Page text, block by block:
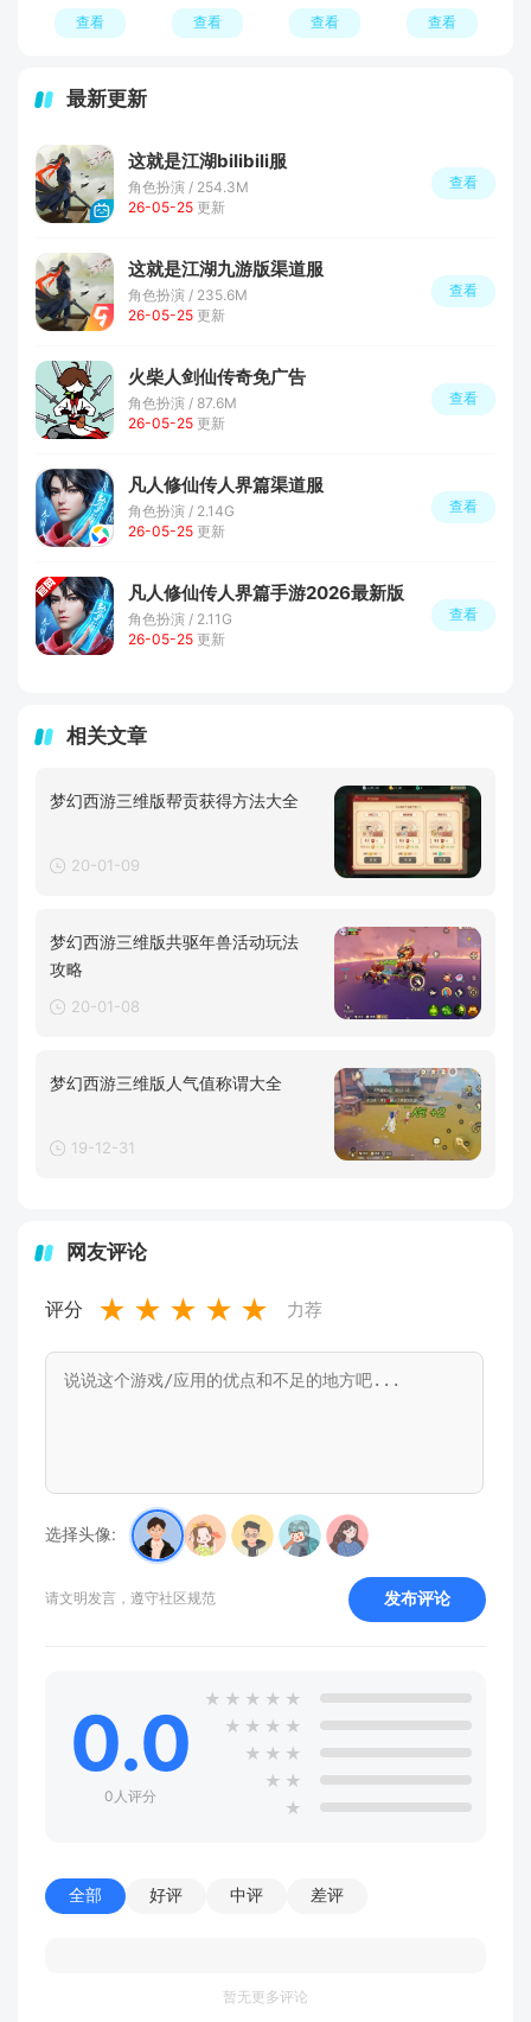
查看 查看 查看 查看
最新更新
这就是江湖bilibili服
角色扮演 / 254.3M
26-05-25 更新
查看
这就是江湖九游版渠道服
角色扮演 / 235.6M
26-05-25 更新
查看
火柴人剑仙传奇免广告
角色扮演 / 87.6M
26-05-25 更新
查看
凡人修仙传人界篇渠道服
角色扮演 / 2.14G
26-05-25 更新
查看
凡人修仙传人界篇手游2026最新版
角色扮演 / 2.11G
26-05-25 更新
查看
相关文章
梦幻西游三维版帮贡获得方法大全
20-01-09
梦幻西游三维版共驱年兽活动玩法
攻略
20-01-08
梦幻西游三维版人气值称谓大全
19-12-31
网友评论
评分 ★ ★ ★ ★ ★ 力荐
选择头像:
请文明发言，遵守社区规范 发布评论
0.0
0人评分
★ ★ ★ ★ ★
★ ★ ★ ★
★ ★ ★
★ ★
★
全部 好评 中评 差评
暂无更多评论